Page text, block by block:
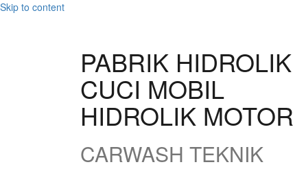
Skip to content
PABRIK HIDROLIK
CUCI MOBIL
HIDROLIK MOTOR
CARWASH TEKNIK